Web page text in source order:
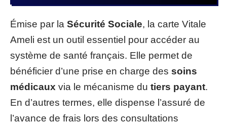
Émise par la Sécurité Sociale, la carte Vitale
Ameli est un outil essentiel pour accéder au
système de santé français. Elle permet de
bénéficier d’une prise en charge des soins
médicaux via le mécanisme du tiers payant.
En d’autres termes, elle dispense l’assuré de
l’avance de frais lors des consultations